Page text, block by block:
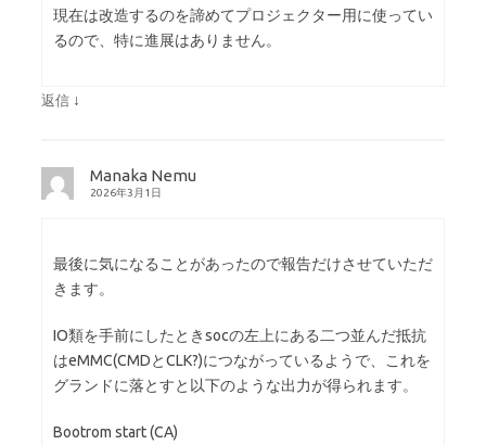
現在は改造するのを諦めてプロジェクター用に使ってい
るので、特に進展はありません。
返信 ↓
Manaka Nemu
2026年3月1日
最後に気になることがあったので報告だけさせていただ
きます。
IO類を手前にしたときsocの左上にある二つ並んだ抵抗
はeMMC(CMDとCLK?)につながっているようで、これを
グランドに落とすと以下のような出力が得られます。
Bootrom start (CA)